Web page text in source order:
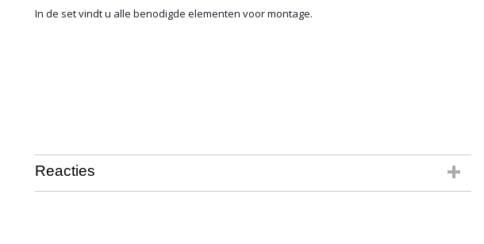
In de set vindt u alle benodigde elementen voor montage.
Reacties